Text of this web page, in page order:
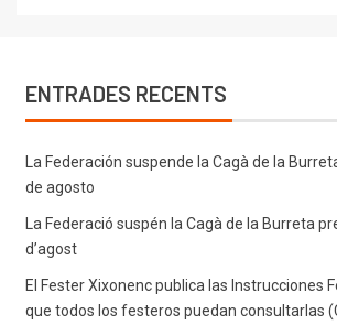
ENTRADES RECENTS
La Federación suspende la Cagà de la
de agosto
La Federació suspén la Cagà de la Burreta
d’agost
El Fester Xixonenc publica las Instrucciones
que todos los festeros puedan consultarlas